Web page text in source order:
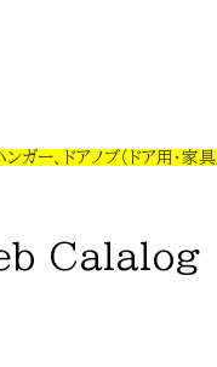
ー、ドアノブ（ドア用・家
Calalog